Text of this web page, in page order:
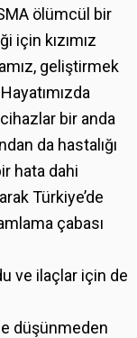
ölümcül bir
için kızımız
geliştirmek
bir anda
da hastalığı
hata dahi
Türkiye’de
çabası
ve ilaçlar için de
düşünmeden